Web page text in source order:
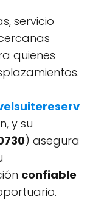
servicio
quienes
y su
) asegura
confiable